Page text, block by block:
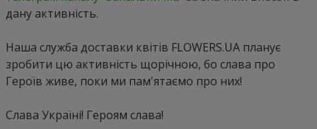
дану активність.
Наша служба доставки квітів FLOWERS.UA планує
зробити цю активність щорічною, бо слава про
Героїв живе, поки ми пам'ятаємо про них!
Слава Україні! Героям слава!